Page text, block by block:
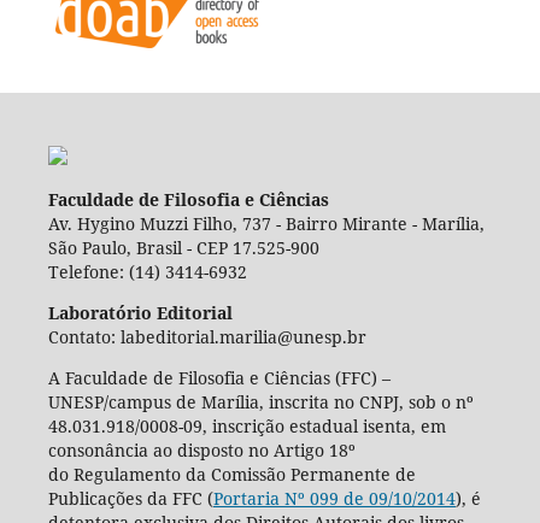
Faculdade de Filosofia e Ciências
Av. Hygino Muzzi Filho, 737 - Bairro Mirante - Marília,
São Paulo, Brasil - CEP 17.525-900
Telefone: (14) 3414-6932
Laboratório Editorial
Contato: labeditorial.marilia@unesp.br
A Faculdade de Filosofia e Ciências (FFC) –
UNESP/campus de Marília, inscrita no CNPJ, sob o nº
48.031.918/0008-09, inscrição estadual isenta, em
consonância ao disposto no Artigo 18º
do Regulamento da Comissão Permanente de
Publicações da FFC (Portaria Nº 099 de 09/10/2014), é